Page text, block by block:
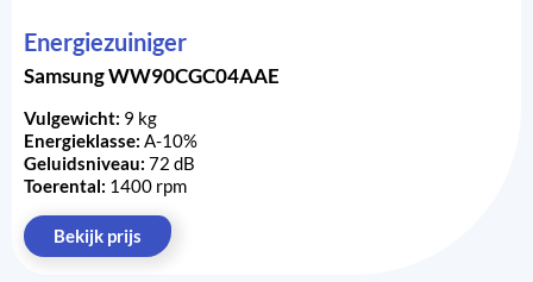
Energiezuiniger
Samsung WW90CGC04AAE
Vulgewicht: 9 kg
Energieklasse: A-10%
Geluidsniveau: 72 dB
Toerental: 1400 rpm
Bekijk prijs